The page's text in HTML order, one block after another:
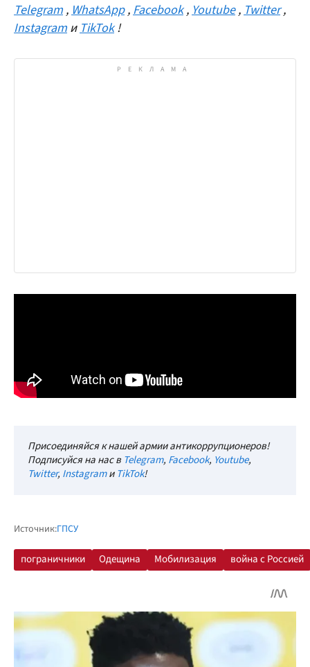
Telegram ,WhatsApp ,Facebook ,Youtube ,Twitter ,
Instagram иTikTok !
Присоединяйся к нашей армии антикоррупционеров!
Подписуйся на нас в Telegram, Facebook, Youtube,
Twitter, InstagramиTikTok!
Источник:ГПСУ
пограничники Одещина Мобилизация война с Россией